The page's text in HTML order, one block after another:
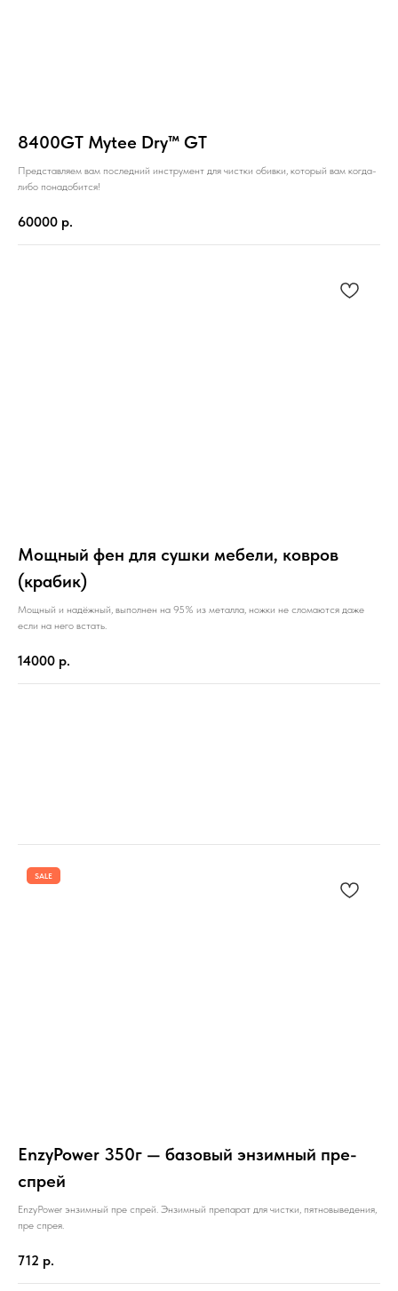
8400GT Mytee Dry™ GT
Представляем вам последний инструмент для чистки обивки, который вам когда-
либо понадобится!
60000 р.
Мощный фен для сушки мебели, ковров
(крабик)
Мощный и надёжный, выполнен на 95% из металла, ножки не сломаются даже
если на него встать.
14000 р.
SALE
EnzyPower 350г — базовый энзимный пре-
спрей
EnzyPower энзимный пре спрей. Энзимный препарат для чистки, пятновыведения,
пре спрея.
712 р.